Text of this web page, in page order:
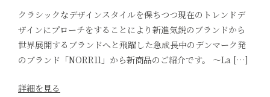
クラシックなデザインスタイルを保ちつつ現在のトレンドデ
ザインにプローチをすることにより新進気鋭のブランドから
世界展開するブランドへと飛躍した急成長中のデンマーク発
のブランド「NORR11」から新商品のご紹介です。 〜La […]
詳細を見る